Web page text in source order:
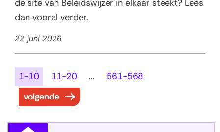
de site van Beleidswijzer in elkaar steekt? Lees
dan vooral verder.
22 juni 2026
1-10 11-20 ...
561-568
volgende
r
e
s